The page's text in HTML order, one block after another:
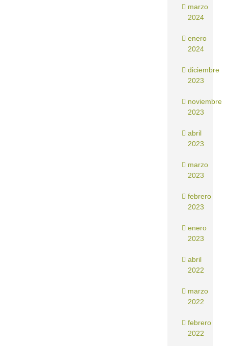
marzo
2024
enero
2024
diciembre
2023
noviembre
2023
abril
2023
marzo
2023
febrero
2023
enero
2023
abril
2022
marzo
2022
febrero
2022